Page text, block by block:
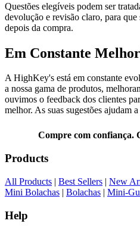
Questões elegíveis podem ser
devolução e revisão claro, para que
depois da compra.
Em Constante
A HighKey's está em constante
a nossa gama de produtos,
ouvimos o feedback dos clientes
melhor. As suas sugestões ajudam
Compre com confiança.
Products
All Products | Best Sellers | New
Mini Bolachas | Bolachas | Mini-
Help